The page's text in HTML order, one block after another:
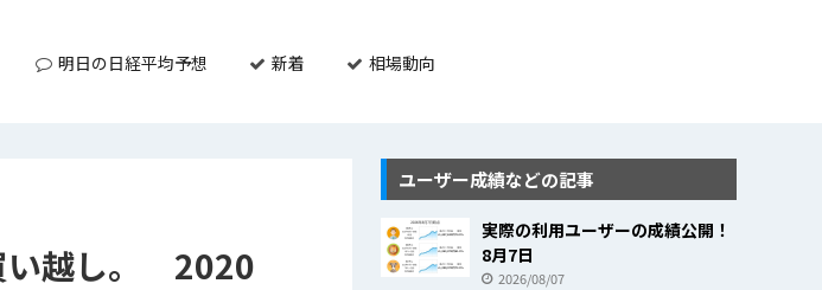
明日の日経平均予想 新着 相場動向
い越し。 2020
ユーザー成績などの記事
実際の利用ユーザーの成績公開！
8月7日
2026/08/07